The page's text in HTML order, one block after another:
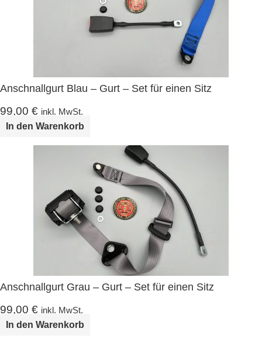
Anschnallgurt Blau – Gurt – Set für einen Sitz
99,00 € inkl. MwSt.
In den Warenkorb
Anschnallgurt Grau – Gurt – Set für einen Sitz
99,00 € inkl. MwSt.
In den Warenkorb